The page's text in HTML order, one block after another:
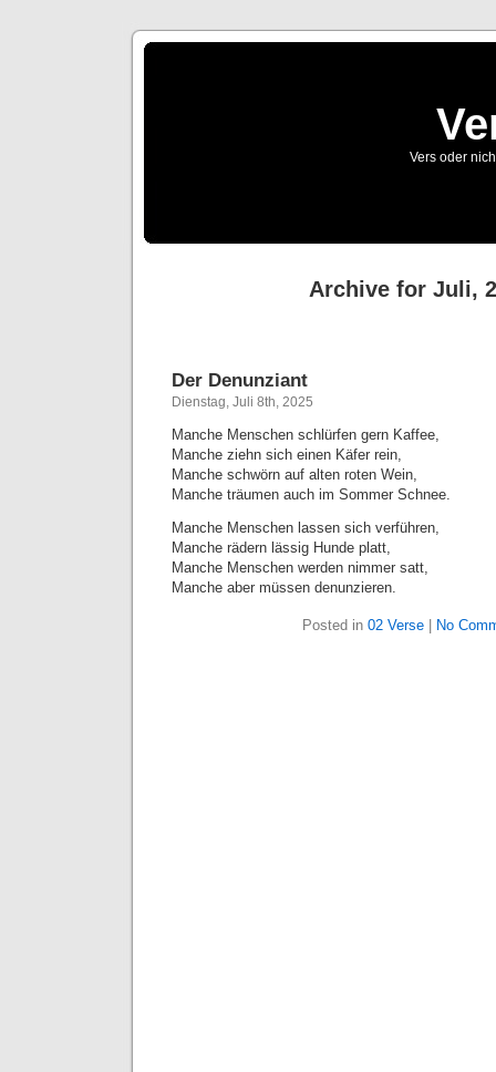
Vers oder
Archive for Juli,
Der Denunziant
Dienstag, Juli 8th, 2025
Manche Menschen schlürfen gern Kaffee,
Manche ziehn sich einen Käfer rein,
Manche schwörn auf alten roten Wein,
Manche träumen auch im Sommer Schnee.
Manche Menschen lassen sich verführen,
Manche rädern lässig Hunde platt,
Manche Menschen werden nimmer satt,
Manche aber müssen denunzieren.
Posted in 02 Verse| No